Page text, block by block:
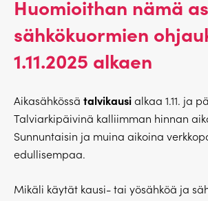
Huomioithan nämä
sähkökuormien
1.11.2025 alkaen
Aikasähkössä talvikausialkaa 1.11. ja
Talviarkipäivinä kalliimman hinnan
Sunnuntaisin ja muina aikoina
edullisempaa.
Mikäli käytät kausi- tai yösähköä ja